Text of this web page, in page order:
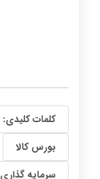
کلمات کلیدی:
بورس کالا
سرمایه گذاری